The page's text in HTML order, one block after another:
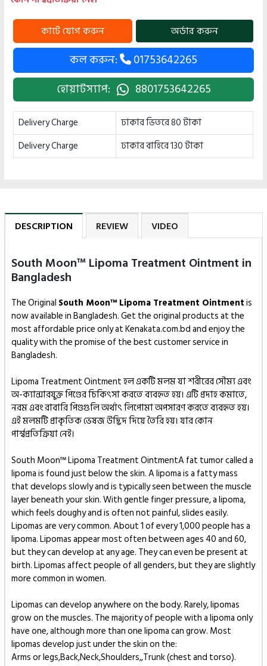
কল করুন:
01753642265
হোয়াটস্যাপ:
8801753642265
Delivery Charge
ঢাকার ভিতরে 80 টাকা
Delivery Charge
ঢাকার বাহিরে 130 টাকা
DESCRIPTION REVIEW VIDEO
South Moon™ Lipoma Treatment Ointment in
Bangladesh
The Original South Moon™ Lipoma Treatment Ointmentis
now available in Bangladesh. Get the original products at the
most affordable price only at Kenakata.com.bd and enjoy the
quality with the promise of the best customer service in
Bangladesh.
Lipoma Treatment Ointment হল একটি মলম যা শরীরের সৌম্য এবং
অ-ক্যান্সারযুক্ত পিণ্ডের চিকিৎসা করতে ব্যবহৃত হয়। এটি প্রদাহ কমাতে,
নরম এবং রাবারি পিণ্ডগুলি অর্থাৎ লিপোমা অপসারণ করতে ব্যবহৃত হয়।
এই মলমটি প্রাকৃতিক ভেষজ উদ্ভিদ দিয়ে তৈরি হয়। যার কোন
পার্শ্বপ্রতিক্রিয়া নেই।
South Moon™ Lipoma Treatment OintmentA fat tumor called a
lipoma is found just below the skin. A lipoma is a fatty mass
that develops slowly and is typically seen between the muscle
layer beneath your skin. With gentle finger pressure, a lipoma,
which feels doughy and is often not painful, slides easily.
Lipomas are very common. About 1 of every 1,000 people has a
lipoma. Lipomas appear most often between ages 40 and 60,
but they can develop at any age. They can even be present at
birth. Lipomas affect people of all genders, but they are slightly
more common in women.
Lipomas can develop anywhere on the body. Rarely, lipomas
grow on the muscles. The majority of people with a lipoma only
have one, although more than one lipoma can grow. Most
lipomas develop just under the skin on the:
Arms or legs,Back,Neck,Shoulders,,Trunk (chest and torso).